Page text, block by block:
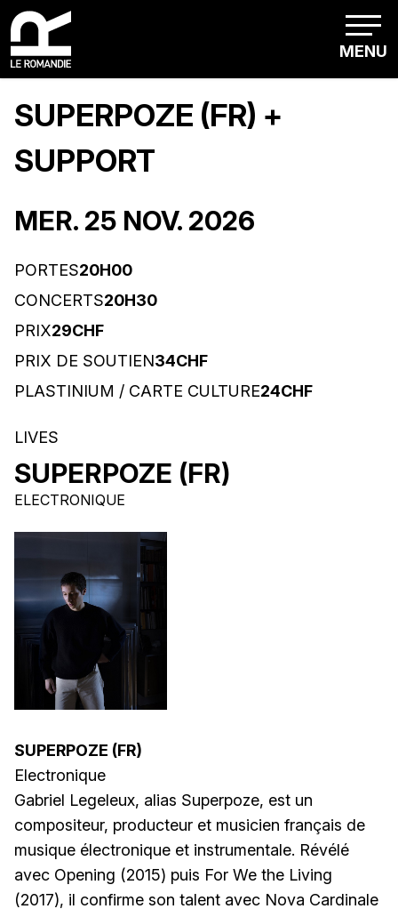
MENU
SUPERPOZE (FR) +
SUPPORT
MER. 25 NOV. 2026
PORTES20H00
CONCERTS20H30
PRIX29CHF
PRIX DE SOUTIEN34CHF
PLASTINIUM / CARTE CULTURE24CHF
LIVES
SUPERPOZE (FR)
ELECTRONIQUE
SUPERPOZE (FR)
Electronique
Gabriel Legeleux, alias Superpoze, est un
compositeur, producteur et musicien français de
musique électronique et instrumentale. Révélé
avec Opening (2015) puis For We the Living
(2017), il confirme son talent avec Nova Cardinale